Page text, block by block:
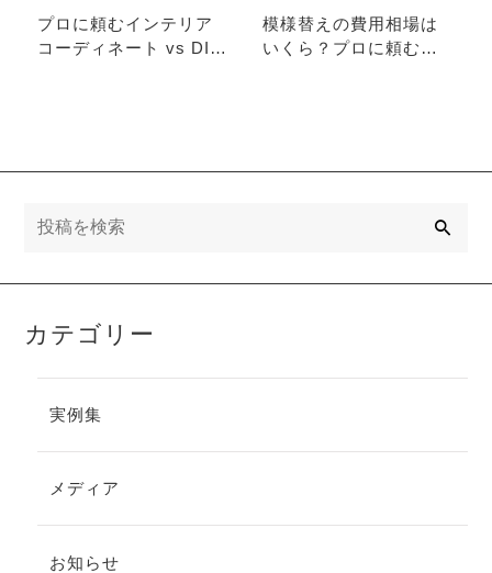
プロに頼むインテリア
コーディネート vs DIY
模様替えの費用相場は
いくら？プロに頼むべ
カテゴリー
実例集
メディア
お知らせ